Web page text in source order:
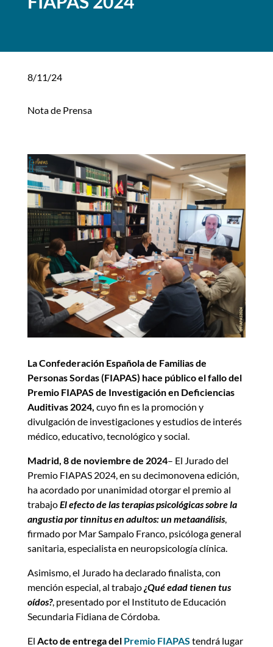
8/11/24
Nota de Prensa
La Confederación Española de Familias de
Personas Sordas (FIAPAS) hace público el fallo del
Premio FIAPAS de Investigación en Deficiencias
Auditivas 2024, cuyo fin es la promoción y
divulgación de investigaciones y estudios de interés
médico, educativo, tecnológico y social.
Madrid, 8 de noviembre de 2024– El Jurado del
Premio FIAPAS 2024, en su decimonovena edición,
ha acordado por unanimidad otorgar el premio al
trabajoEl efecto de las terapias psicológicas sobre la
angustia por tinnitus en adultos: un metaanálisis,
firmado por Mar Sampalo Franco, psicóloga general
sanitaria, especialista en neuropsicología clínica.
Asimismo, el Jurado ha declarado finalista, con
mención especial, al trabajo ¿Qué edad tienen tus
oídos?, presentado por el Instituto de Educación
Secundaria Fidiana de Córdoba.
El Acto de entrega del Premio FIAPAS tendrá lugar